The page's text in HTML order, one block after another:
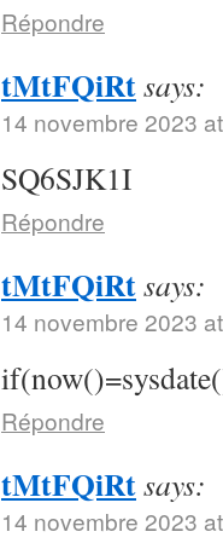
Répondre
tMtFQiRtsays:
14 novembre 2023
SQ6SJK1I
Répondre
tMtFQiRtsays:
14 novembre 2023
Répondre
tMtFQiRtsays:
14 novembre 2023